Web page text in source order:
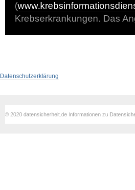
(
Krebserkrankungen. Das
Datenschutzerklärung
© 2020 datensicherheit.de Informationen zu